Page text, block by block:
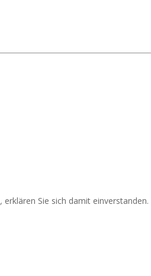
Sie sich damit einverstanden.